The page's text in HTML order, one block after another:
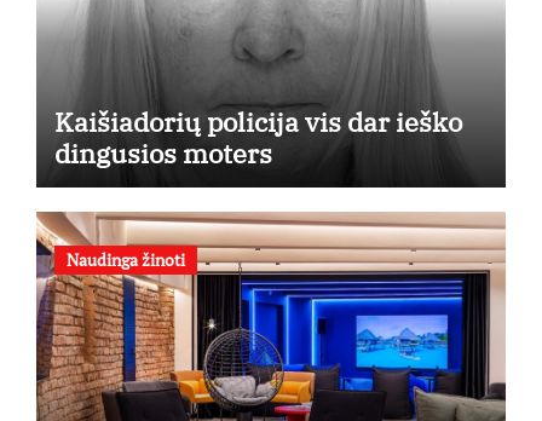
Kaišiadorių policija vis dar ieško
dingusios moters
Naudinga žinoti